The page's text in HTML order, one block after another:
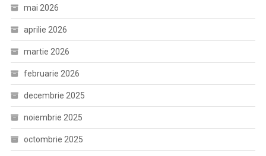
mai 2026
aprilie 2026
martie 2026
februarie 2026
decembrie 2025
noiembrie 2025
octombrie 2025